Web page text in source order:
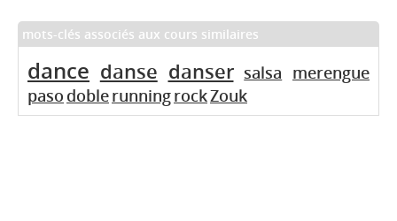
mots-clés associés aux cours similaires
dance danse danser salsa merengue
paso doblerunningrockZouk